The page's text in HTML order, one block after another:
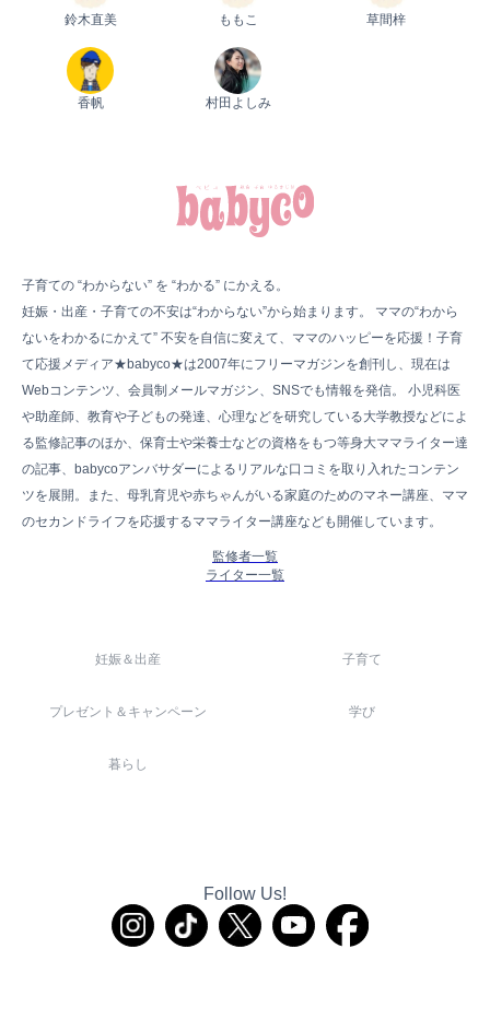
鈴木直美 ももこ 草間梓
香帆 村田よしみ
子育ての “わからない” を “わかる” にかえる。
妊娠・出産・子育ての不安は“わからない”から始まります。 ママの“わから
ないをわかるにかえて” 不安を自信に変えて、ママのハッピーを応援！子育
て応援メディア★babyco★は2007年にフリーマガジンを創刊し、現在は
Webコンテンツ、会員制メールマガジン、SNSでも情報を発信。 小児科医
や助産師、教育や子どもの発達、心理などを研究している大学教授などによ
る監修記事のほか、保育士や栄養士などの資格をもつ等身大ママライター達
の記事、babycoアンバサダーによるリアルな口コミを取り入れたコンテン
ツを展開。また、母乳育児や赤ちゃんがいる家庭のためのマネー講座、ママ
のセカンドライフを応援するママライター講座なども開催しています。
監修者一覧
ライター一覧
妊娠＆出産 子育て
プレゼント＆キャンペーン 学び
暮らし
Follow Us!